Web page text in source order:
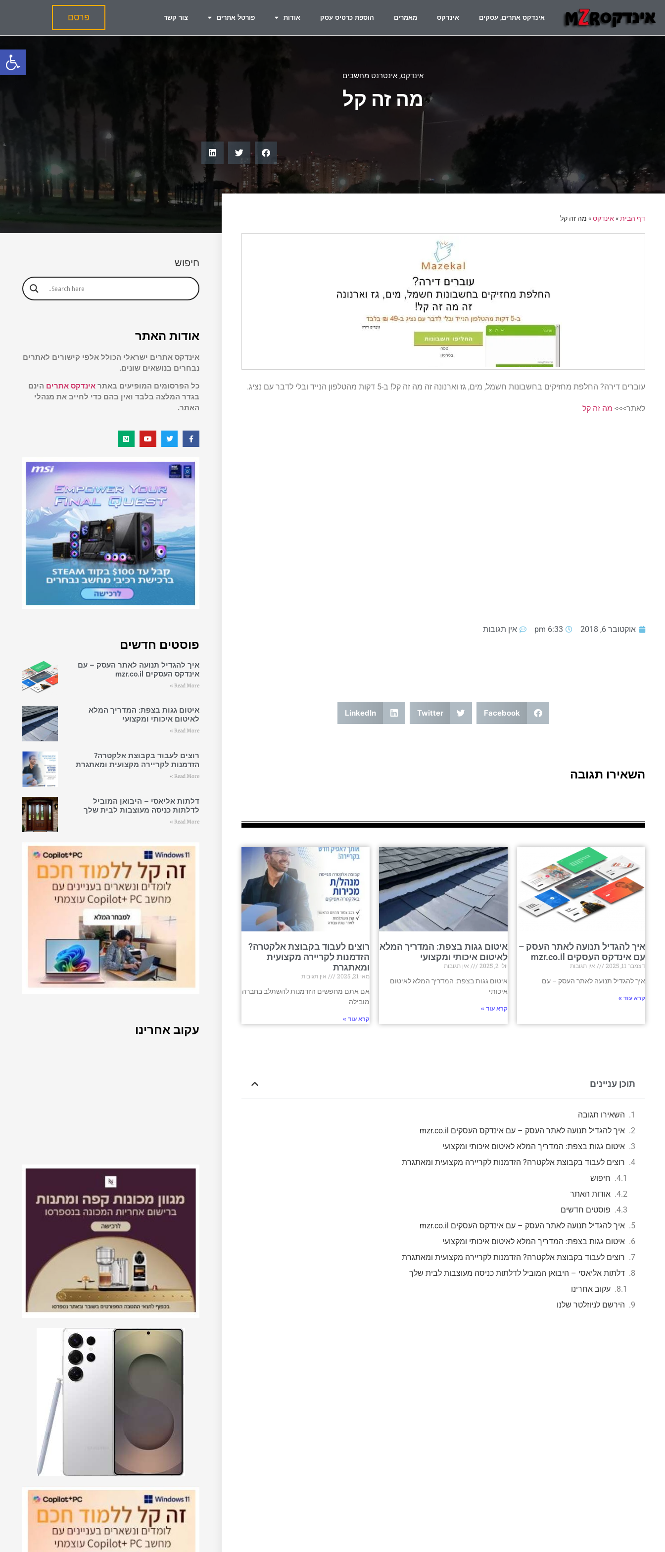
אינדקס אתרים, עסקים אינדקס מאמרים הוספת כרטיס עסק אודות פורטל אתרים צור קשר פרסם
אינדקס,אינטרנט מחשבים
מה זה קל
דף הבית»אינדקס» מה זה קל
עוברים דירה? החלפת מחזיקים בחשבונות חשמל, מים, גז וארנונה זה מה זה קל! ב-5 דקות מהטלפון הנייד ובלי לדבר עם נציג.
לאתר>>> מה זה קל
אוקטובר 6, 2018 6:33 pm אין תגובות
Facebook
Twitter
LinkedIn
השאירו תגובה
איך להגדיל תנועה לאתר העסק –
עם אינדקס העסקים mzr.co.il
דצמבר 11, 2025
אין תגובות
איך להגדיל תנועה לאתר העסק – עם
קרא עוד »
איטום גגות בצפת: המדריך המלא
לאיטום איכותי ומקצועי
יולי 2, 2025
אין תגובות
איטום גגות בצפת: המדריך המלא לאיטום
איכותי
קרא עוד »
רוצים לעבוד בקבוצת אלקטרה?
הזדמנות לקריירה מקצועית
ומאתגרת
מאי 21, 2025
אין תגובות
אם אתם מחפשים הזדמנות להשתלב בחברה
מובילה
קרא עוד »
תוכן עניינים
השאירו תגובה
איך להגדיל תנועה לאתר העסק – עם אינדקס העסקים mzr.co.il
איטום גגות בצפת: המדריך המלא לאיטום איכותי ומקצועי
רוצים לעבוד בקבוצת אלקטרה? הזדמנות לקריירה מקצועית ומאתגרת
חיפוש
אודות האתר
פוסטים חדשים
איך להגדיל תנועה לאתר העסק – עם אינדקס העסקים mzr.co.il
איטום גגות בצפת: המדריך המלא לאיטום איכותי ומקצועי
רוצים לעבוד בקבוצת אלקטרה? הזדמנות לקריירה מקצועית ומאתגרת
דלתות אליאסי – היבואן המוביל לדלתות כניסה מעוצבות לבית שלך
עקוב אחרינו
הירשם לניוזלטר שלנו
חיפוש
אודות האתר
אינדקס אתרים ישראלי הכולל אלפי קישורים לאתרים
נבחרים בנושאים שונים.
כל הפרסומים המופיעים באתר אינדקס אתרים הינם
בגדר המלצה בלבד ואין בהם כדי לחייב את מנהלי
האתר.
פוסטים חדשים
איך להגדיל תנועה לאתר העסק – עם
אינדקס העסקים mzr.co.il
Read More »
איטום גגות בצפת: המדריך המלא
לאיטום איכותי ומקצועי
Read More »
רוצים לעבוד בקבוצת אלקטרה?
הזדמנות לקריירה מקצועית ומאתגרת
Read More »
דלתות אליאסי – היבואן המוביל
לדלתות כניסה מעוצבות לבית שלך
Read More »
עקוב אחרינו